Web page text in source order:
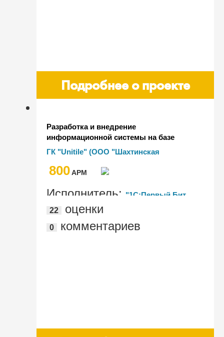
Подробнее о проекте
Разработка и внедрение
информационной системы на базе
"1С:ERP Управление предприятием 2" в
ГК "Unitile" (ООО "Шахтинская
800AРМ
Исполнитель: "1С:Первый Бит,
Москва - м. Савеловская"
22 оценки
0 комментариев